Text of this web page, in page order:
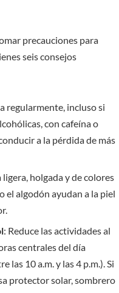
precauciones para
seis consejos
regularmente, incluso si
con cafeína o
a la pérdida de más
ligera, holgada y de colores
el algodón ayudan a la piel
: Reduce las actividades al
centrales del día
las 10 a.m. y las 4 p.m.). Si
protector solar, sombrero